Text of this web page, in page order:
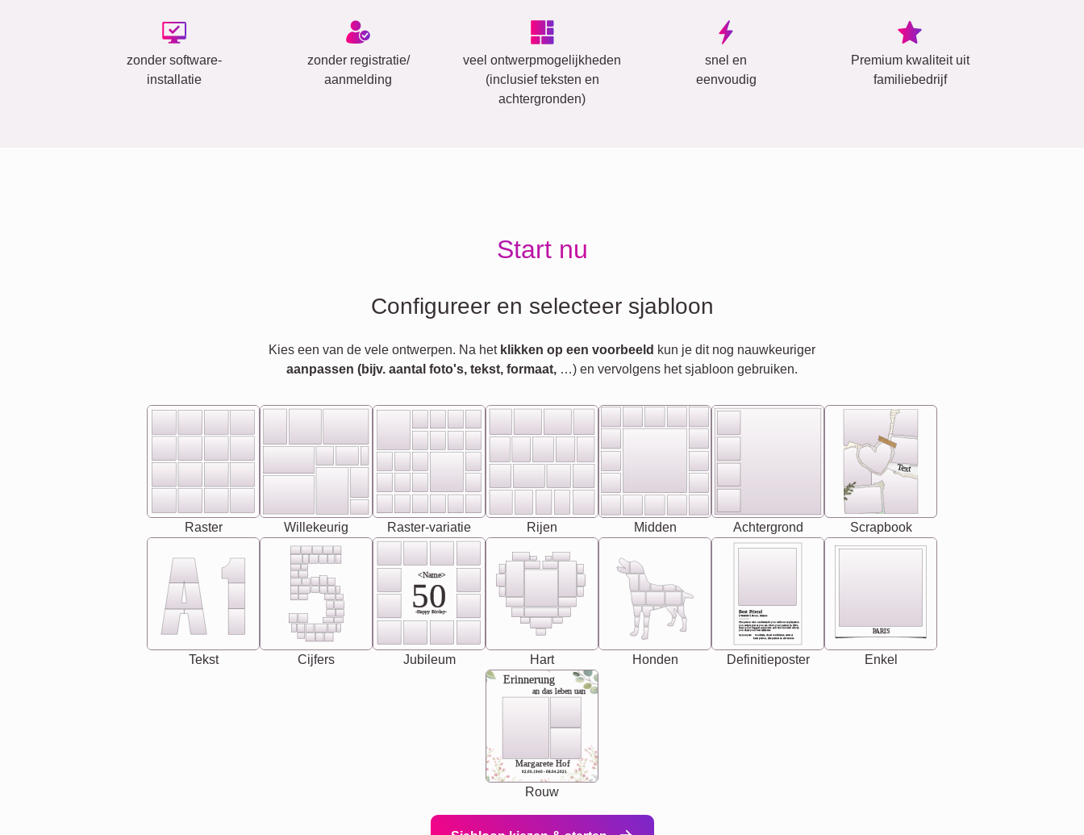
zonder software-
installatie
zonder registratie/
aanmelding
veel ontwerpmogelijkheden
(inclusief teksten en
achtergronden)
snel en
eenvoudig
Premium kwaliteit uit
familiebedrijf
Start nu
Configureer en selecteer sjabloon
Kies een van de vele ontwerpen. Na het klikken op een voorbeeld kun je dit nog nauwkeuriger
aanpassen (bijv. aantal foto's, tekst, formaat, …) en vervolgens het sjabloon gebruiken.
Raster Willekeurig Raster-variatie Rijen Midden Achtergrond
Text
Scrapbook
Tekst Cijfers
<Name>
50
-Happy Birday-
Jubileum Hart Honden
Best Friend
[<NAME>] Noun, feminie
Synonyms: Soulmate, closet confidante, sister at
heart person, life partner in adventure.
The person who understands you without explanation
you accepts just as you are. She's your partner in life's,
chaos your biggest supporter, and the one with whom
you share your best memories.
Definitieposter
PARIS
Enkel
Erinnerung
an das leben uan
Margarete Hof
02.05.1940 - 08.04.2021
Rouw